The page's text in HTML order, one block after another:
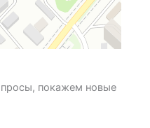
покажем новые